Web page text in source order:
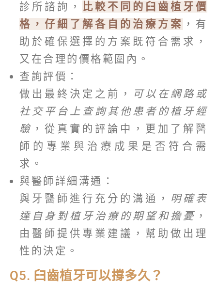
診所諮詢， 比較不同的臼齒植牙價
格，仔細了解各自的治療方案 ，有
助於確保選擇的方案既符合需求，
又在合理的價格範圍內。
查詢評價：
做出最終決定之前，
可以在網路或
社交平台上查詢其他患者的植牙經
驗 ，從真實的評論中，更加了解醫
師的專業與治療成果是否符合需
求。
與醫師詳細溝通：
與牙醫師進行充分的溝通， 明確表
達自身對植牙治療的期望和擔憂 ，
由醫師提供專業建議，幫助做出理
性的決定。
Q5. 臼齒植牙可以撐多久？